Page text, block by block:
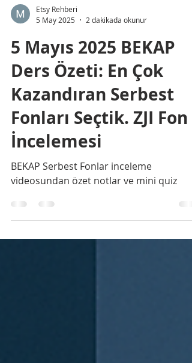
5 May 2025
2 dakikada okunur
5 Mayıs 2025 BEKAP
Ders Özeti: En Çok
Kazandıran Serbest
Fonları Seçtik. ZJI Fon
İncelemesi
videosundan özet notlar ve mini quiz